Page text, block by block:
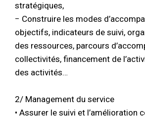
stratégiques,
− Construire les modes
objectifs, indicateurs de suivi,
des ressources, parcours
collectivités, financement de
des activités…
2/ Management du service
• Assurer le suivi et l’amélioration